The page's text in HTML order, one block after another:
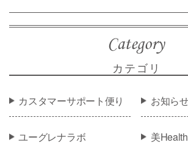
カテゴリ
カスタマーサポート便り お知ら
ユーグレナラボ 美